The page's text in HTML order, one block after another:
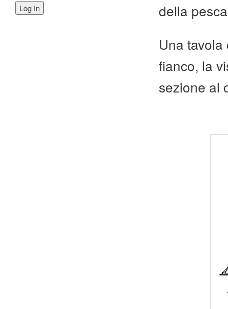
della
Una
fianco, la
sezione al